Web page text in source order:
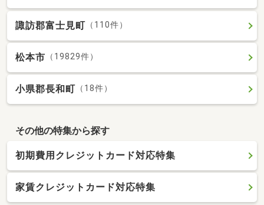
諏訪郡富士見町 （110件）
松本市 （19829件）
小県郡長和町 （18件）
その他の特集から探す
初期費用クレジットカード対応特集
家賃クレジットカード対応特集